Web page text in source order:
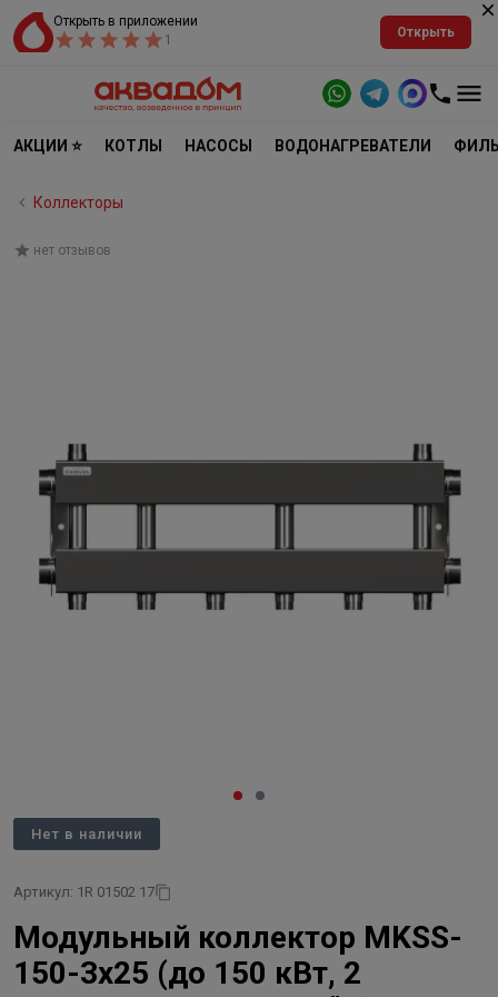
Открыть в приложении
1
Открыть
АКЦИИ ⭐ КОТЛЫ НАСОСЫ ВОДОНАГРЕВАТЕЛИ
Коллекторы
нет отзывов
Нет в наличии
Артикул: 1R 01502 17
Модульный коллектор MKSS-
150-3x25 (до 150 кВт, 2